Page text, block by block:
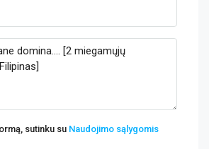
sutinku su Naudojimo sąlygomis